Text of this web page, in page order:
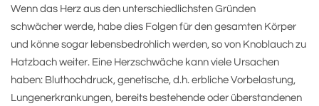
Wenn das Herz aus den unterschiedlichsten Gründen
schwächer werde, habe dies Folgen für den gesamten Körper
und könne sogar lebensbedrohlich werden, so von Knoblauch zu
Hatzbach weiter. Eine Herzschwäche kann viele Ursachen
haben: Bluthochdruck, genetische, d.h. erbliche Vorbelastung,
Lungenerkrankungen, bereits bestehende oder überstandenen